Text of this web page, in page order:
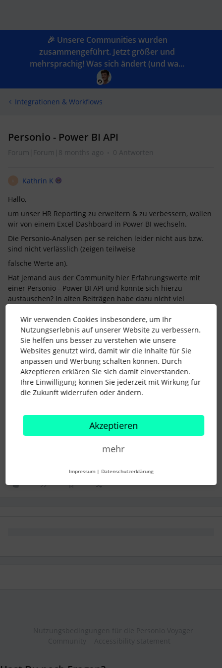
🎉 Unsere Communities wurden
zusammengeführt. Jetzt größer und
mehrsprachig! Was sich ändert (und wa...
Integrationen & Workflows
Personio - Power BI API
Forum|Forum|8 months ago 0 Antworten
Kathrin K
Hallo,
um unser HR Reporting zu erweitern & zu verbessern, wollen
wir von einem Excel Dashboard in Power BI wechseln.
Die Personio-Analysen per se reichen leider nicht aus bzw.
sind nicht verlässlich (zeigen teilweise
falsche Werte an).
Hat jemand aus der Community hier Erfahrungswerte mit
einer Personio - Power BI API und könnte sich hierzu
austauschen? In alten Beiträgen habe dazu nicht viel
In meiner allgemeinen Recherche fand ich diese Beiträge
relativ hilfreich:https://reload-hr.com/2024/02/13/personio-x-
power-bi-erstellen-automatisierter-hr-dashboards-teil-
&https://reload-hr.com/2025/02/25/personio-x-power-bi-
erstellen-automatisierter-hr-dashboards-teil-2/
Ich freue mich auf Rückmeldungen & Austausch! :)
Viele Grüße
Viele Grüße, Kathrin
Personio API
Wir verwenden Cookies insbesondere, um Ihr
Nutzungserlebnis auf unserer Website zu verbessern.
Sie helfen uns besser zu verstehen wie unsere
Websites genutzt wird, damit wir die Inhalte für Sie
anpassen und Werbung schalten können. Durch
Akzeptieren erklären Sie sich damit einverstanden.
Ihre Einwilligung können Sie jederzeit mit Wirkung für
die Zukunft widerrufen oder ändern.
Akzeptieren
mehr
Impressum | Datenschutzerklärung